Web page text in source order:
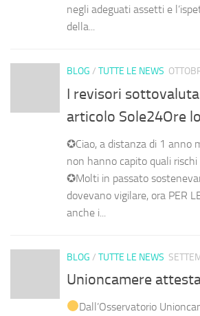
negli adeguati assetti e
della...
BLOG / TUTTE LE NEWS
I revisori
articolo Sole24Ore
✪Ciao, a distanza di 1 anno
non hanno capito quali rischi
✪Molti in passato
dovevano vigilare, ora PER
anche i...
BLOG / TUTTE LE NEWS
Unioncamere
Dall’Osservatorio